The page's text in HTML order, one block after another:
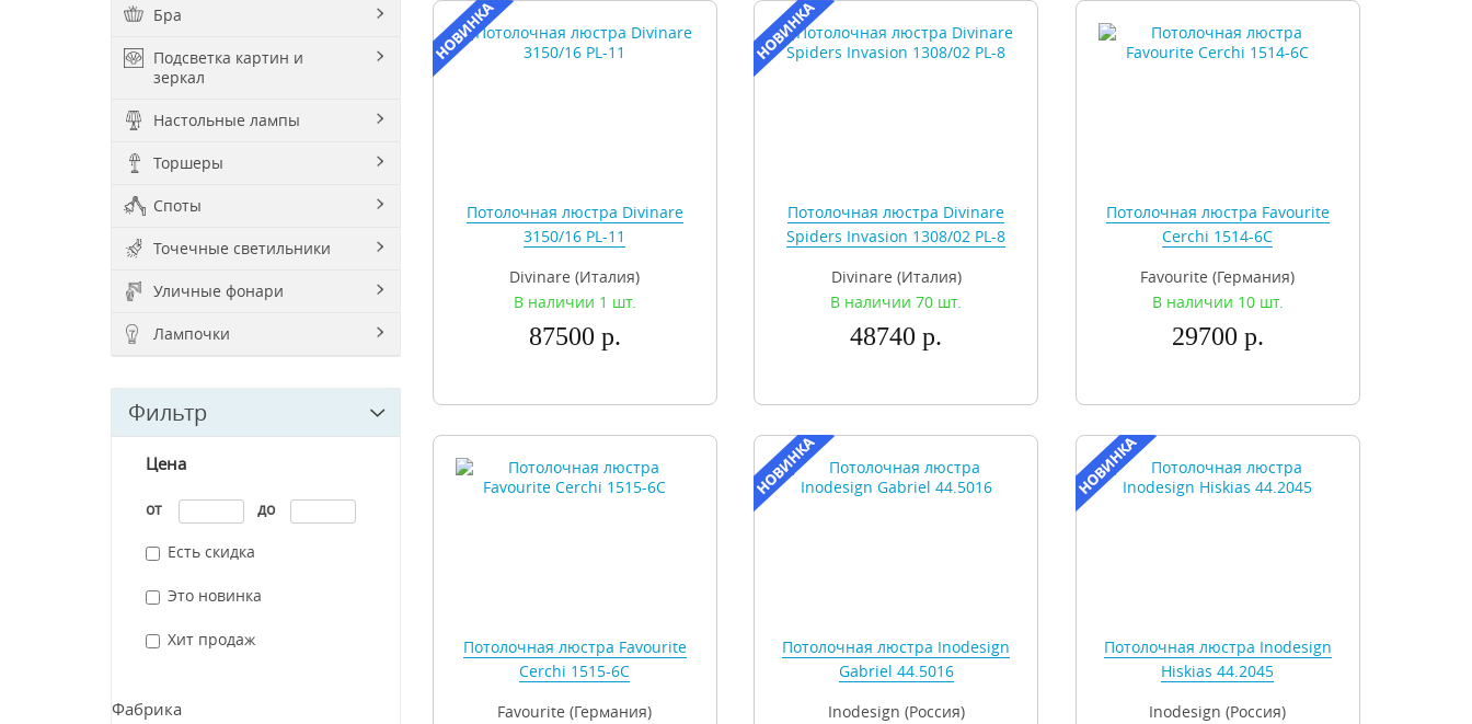
Бра
Подсветка картин и
зеркал
Настольные лампы
Торшеры
Споты
Точечные светильники
Уличные фонари
Лампочки
Фильтр
Цена
от до
Есть скидка
Это новинка
Хит продаж
Фабрика
Потолочная люстра Divinare
3150/16 PL-11
Divinare (Италия)
В наличии 1 шт.
87500 р.
Потолочная люстра Divinare
Spiders Invasion 1308/02 PL-8
Divinare (Италия)
В наличии 70 шт.
48740 р.
Потолочная люстра Favourite
Cerchi 1514-6C
Favourite (Германия)
В наличии 10 шт.
29700 р.
Потолочная люстра Favourite
Cerchi 1515-6C
Favourite (Германия)
Потолочная люстра Inodesign
Gabriel 44.5016
Inodesign (Россия)
Потолочная люстра Inodesign
Hiskias 44.2045
Inodesign (Россия)